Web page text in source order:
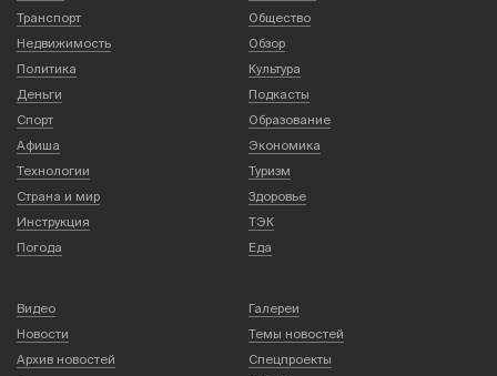
Транспорт
Общество
Недвижимость
Обзор
Политика
Культура
Деньги
Подкасты
Спорт
Образование
Афиша
Экономика
Технологии
Туризм
Страна и мир
Здоровье
Инструкция
ТЭК
Погода
Еда
Видео
Галереи
Новости
Темы новостей
Архив новостей
Спецпроекты